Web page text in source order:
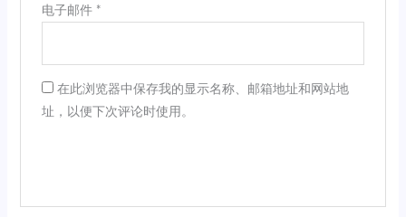
电子邮件 *
在此浏览器中保存我的显示名称、邮箱地址和网站地
址，以便下次评论时使用。